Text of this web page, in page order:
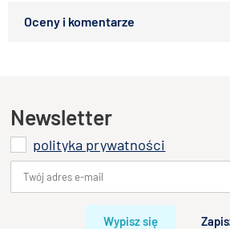
Zapytaj o produkt
Dodaj opinię o produkcie
Twoja ocena
Newsletter
polityka prywatności
Wypisz się